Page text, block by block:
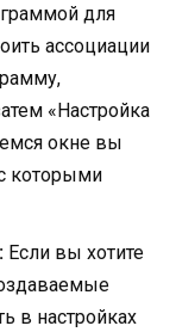
для
ассоциации
«Настройка
окне вы
которыми
Если вы хотите
в настройках